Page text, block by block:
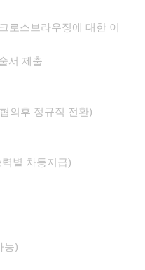
로스브라우징에 대한 이
서 제출
의후 정규직 전환)
별 차등지급)
능)